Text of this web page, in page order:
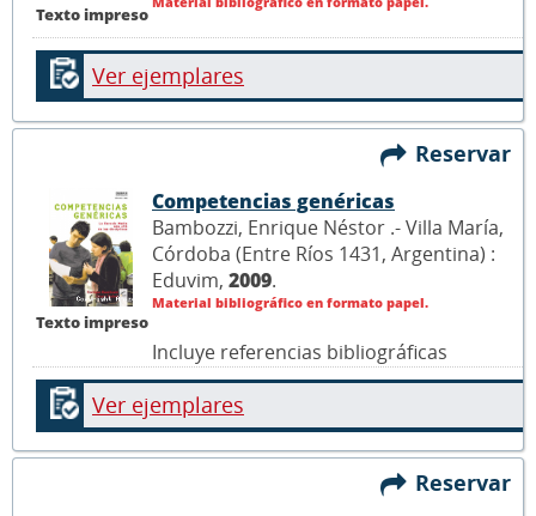
Texto impreso
Ver ejemplares
Reservar
Texto impreso
Competencias genéricas
Bambozzi, Enrique Néstor .- Villa María,
Córdoba (Entre Ríos 1431, Argentina) :
Eduvim, 2009.
Material bibliográfico en formato papel.
Incluye referencias bibliográficas
Ver ejemplares
Reservar